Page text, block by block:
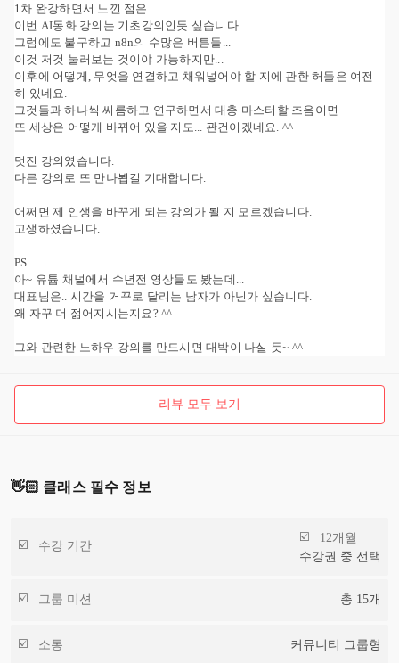
1차 완강하면서 느낀 점은...
이번 AI동화 강의는 기초강의인듯 싶습니다.
그럼에도 불구하고 n8n의 수많은 버튼들...
이것 저것 눌러보는 것이야 가능하지만...
이후에 어떻게, 무엇을 연결하고 채워넣어야 할 지에 관한 허들은 여전
히 있네요.
그것들과 하나씩 씨름하고 연구하면서 대충 마스터할 즈음이면
또 세상은 어떻게 바뀌어 있을 지도... 관건이겠네요. ^^
멋진 강의였습니다.
다른 강의로 또 만나뵙길 기대합니다.
어쩌면 제 인생을 바꾸게 되는 강의가 될 지 모르겠습니다.
고생하셨습니다.
PS.
아~ 유튭 채널에서 수년전 영상들도 봤는데...
대표님은.. 시간을 거꾸로 달리는 남자가 아닌가 싶습니다.
왜 자꾸 더 젊어지시는지요? ^^
그와 관련한 노하우 강의를 만드시면 대박이 나실 듯~ ^^
리뷰 모두 보기
👋🏻 클래스 필수 정보
수강 기간
12개월
수강권 중 선택
그룹 미션 총 15개
소통 커뮤니티 그룹형